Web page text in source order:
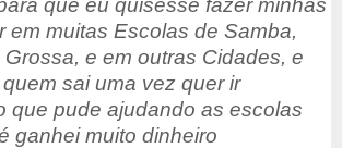
que eu quisesse fazer minhas
em muitas Escolas de Samba,
e em outras Cidades, e
sai uma vez quer ir
que pude ajudando as escolas
ganhei muito dinheiro